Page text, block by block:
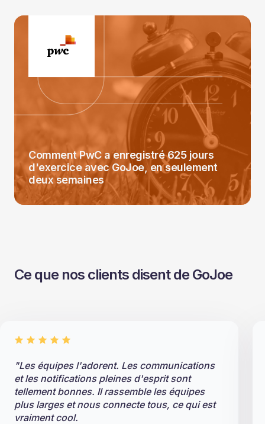
Comment PwC a enregistré 625 jours
d'exercice avec GoJoe, en seulement
deux semaines
Ce que nos clients disent de GoJoe
"Les équipes l'adorent. Les communications
et les notifications pleines d'esprit sont
tellement bonnes. Il rassemble les équipes
plus larges et nous connecte tous, ce qui est
vraiment cool.